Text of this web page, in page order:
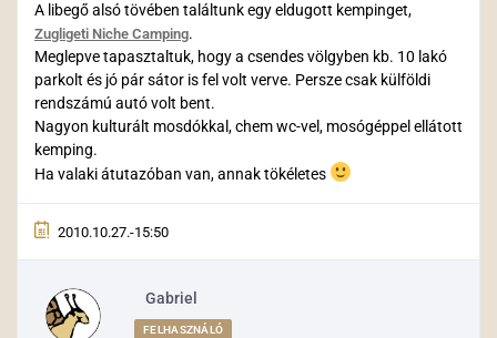
A libegő alsó tövében találtunk egy eldugott kempinget,
Zugligeti Niche Camping.
Meglepve tapasztaltuk, hogy a csendes völgyben kb. 10 lakó
parkolt és jó pár sátor is fel volt verve. Persze csak külföldi
rendszámú autó volt bent.
Nagyon kulturált mosdókkal, chem wc-vel, mosógéppel ellátott
kemping.
Ha valaki átutazóban van, annak tökéletes
2010.10.27.-15:50
Gabriel
FELHASZNÁLÓ